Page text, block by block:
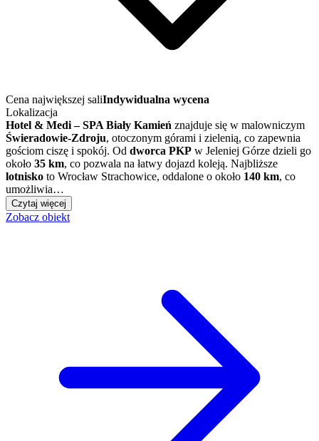
Cena największej saliIndywidualna wycena
Lokalizacja
Hotel & Medi – SPA Biały Kamień znajduje się w malowniczym
Świeradowie-Zdroju, otoczonym górami i zielenią, co zapewnia
gościom ciszę i spokój. Od dworca PKP w Jeleniej Górze dzieli go
około 35 km, co pozwala na łatwy dojazd koleją. Najbliższe
lotnisko to Wrocław Strachowice, oddalone o około 140 km, co
umożliwia…
Czytaj więcej
Zobacz obiekt